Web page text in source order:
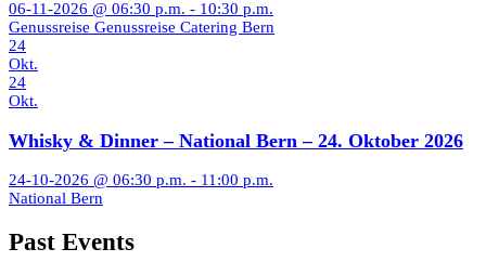
06-11-2026 @ 06:30 p.m. - 10:30 p.m.
Genussreise Genussreise Catering Bern
24
Okt.
24
Okt.
Whisky & Dinner – National Bern – 24. Oktober 2026
24-10-2026 @ 06:30 p.m. - 11:00 p.m.
National Bern
Past Events